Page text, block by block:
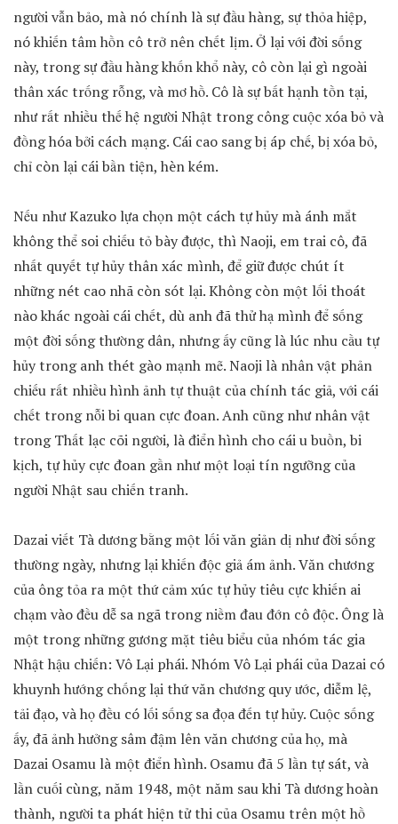
người vẫn bảo, mà nó chính là sự đầu hàng, sự thỏa hiệp,
nó khiến tâm hồn cô trở nên chết lịm. Ở lại với đời sống
này, trong sự đầu hàng khốn khổ này, cô còn lại gì ngoài
thân xác trống rỗng, và mơ hồ. Cô là sự bất hạnh tồn tại,
như rất nhiều thế hệ người Nhật trong công cuộc xóa bỏ và
đồng hóa bởi cách mạng. Cái cao sang bị áp chế, bị xóa bỏ,
chỉ còn lại cái bần tiện, hèn kém.
Nếu như Kazuko lựa chọn một cách tự hủy mà ánh mắt
không thể soi chiếu tỏ bày được, thì Naoji, em trai cô, đã
nhất quyết tự hủy thân xác mình, để giữ được chút ít
những nét cao nhã còn sót lại. Không còn một lối thoát
nào khác ngoài cái chết, dù anh đã thử hạ mình để sống
một đời sống thường dân, nhưng ấy cũng là lúc nhu cầu tự
hủy trong anh thét gào mạnh mẽ. Naoji là nhân vật phản
chiếu rất nhiều hình ảnh tự thuật của chính tác giả, với cái
chết trong nỗi bi quan cực đoan. Anh cũng như nhân vật
trong Thất lạc cõi người, là điển hình cho cái u buồn, bi
kịch, tự hủy cực đoan gần như một loại tín ngưỡng của
người Nhật sau chiến tranh.
Dazai viết Tà dương bằng một lối văn giản dị như đời sống
thường ngày, nhưng lại khiến độc giả ám ảnh. Văn chương
của ông tỏa ra một thứ cảm xúc tự hủy tiêu cực khiến ai
chạm vào đều dễ sa ngã trong niềm đau đớn cô độc. Ông là
một trong những gương mặt tiêu biểu của nhóm tác gia
Nhật hậu chiến: Vô Lại phái. Nhóm Vô Lại phái của Dazai có
khuynh hướng chống lại thứ văn chương quy ước, diễm lệ,
tải đạo, và họ đều có lối sống sa đọa đến tự hủy. Cuộc sống
ấy, đã ảnh hưởng sâm đậm lên văn chương của họ, mà
Dazai Osamu là một điển hình. Osamu đã 5 lần tự sát, và
lần cuối cùng, năm 1948, một năm sau khi Tà dương hoàn
thành, người ta phát hiện tử thi của Osamu trên một hồ